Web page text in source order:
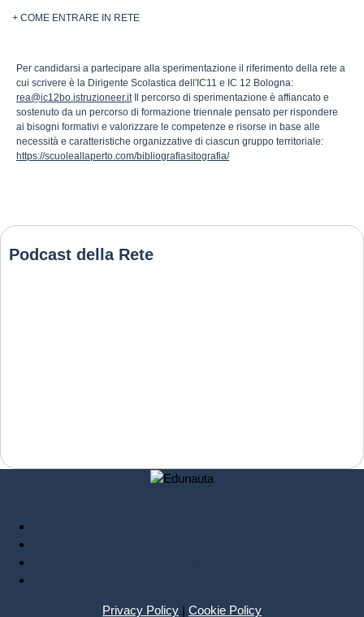
+ COME ENTRARE IN RETE
Per candidarsi a partecipare alla sperimentazione il riferimento della rete a
cui scrivere è la Dirigente Scolastica dell'IC11 e IC 12 Bologna:
rea@ic12bo.istruzioneer.itIl percorso di sperimentazione è affiancato e
sostenuto da un percorso di formazione triennale pensato per rispondere
ai bisogni formativi e valorizzare le competenze e risorse in base alle
necessità e caratteristiche organizzative di ciascun gruppo territoriale:
https://scuoleallaperto.com/bibliografiasitografia/
Podcast della Rete
Privacy Policy Cookie Policy